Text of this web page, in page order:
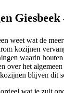
weet wat de
kozijnen
waarin
over het
blijven dit
wat je zult